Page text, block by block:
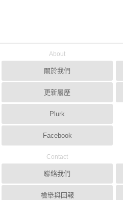
About
關於我們
更新履歷
Plurk
Facebook
Contact
聯絡我們
檢舉與回報